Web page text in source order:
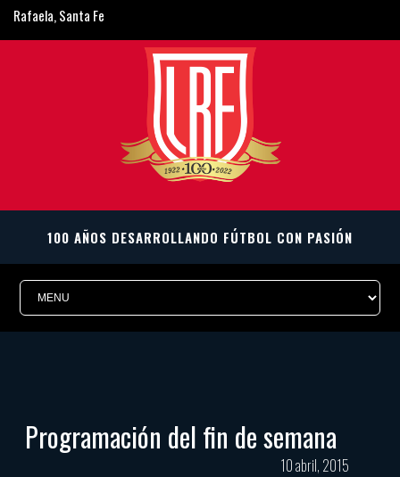
Rafaela, Santa Fe
ligarafaelina@gmail.com
Programación del fin de semana
10 abril, 2015